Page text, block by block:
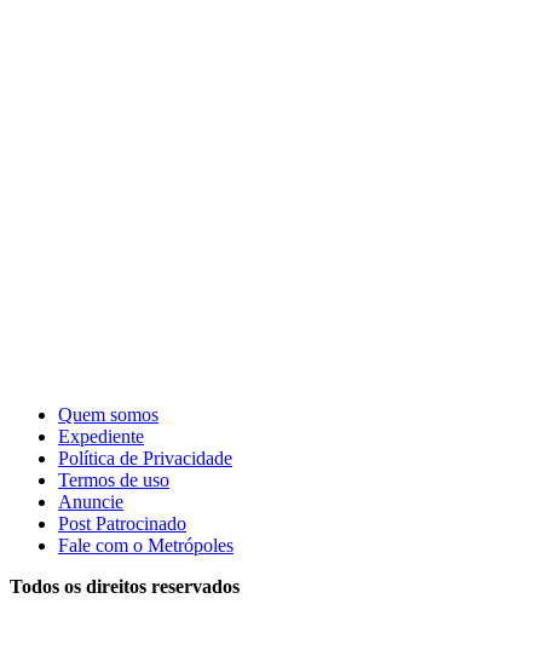
Quem somos
Expediente
Política de Privacidade
Termos de uso
Anuncie
Post Patrocinado
Fale com o Metrópoles
Todos os direitos reservados